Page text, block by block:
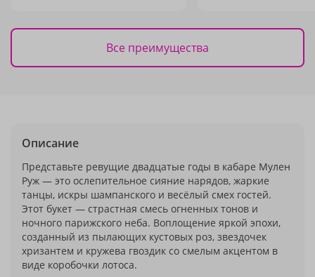
Все преимущества
Описание
Представьте ревущие двадцатые годы в кабаре Мулен
Руж — это ослепительное сияние нарядов, жаркие
танцы, искры шампанского и весёлый смех гостей.
Этот букет — страстная смесь огненных тонов и
ночного парижского неба. Воплощение яркой эпохи,
созданный из пылающих кустовых роз, звездочек
хризантем и кружева гвоздик со смелым акцентом в
виде коробочки лотоса.